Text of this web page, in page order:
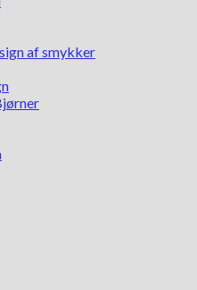
af smykker